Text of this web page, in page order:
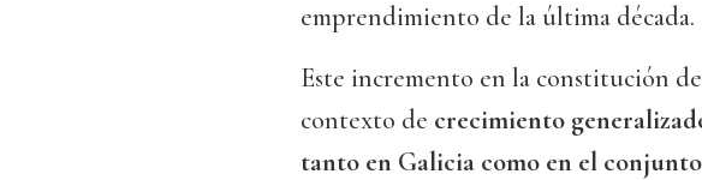
emprendimiento de la última década.
Este incremento en la constitución
contexto de crecimiento
tanto en Galicia como en el